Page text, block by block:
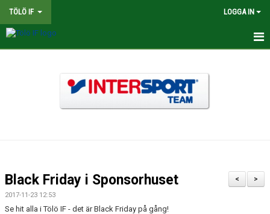
TÖLÖ IF LOGGA IN
MATCHER
>
<
Black Friday i Sponsorhuset
2017-11-23 12:53
Se hit alla i Tölö IF - det är Black Friday på gång!